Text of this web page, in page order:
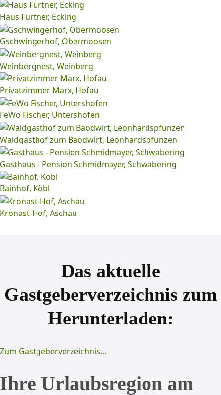
Haus Furtner, Ecking
Gschwingerhof, Obermoosen
Weinbergnest, Weinberg
Privatzimmer Marx, Hofau
FeWo Fischer, Untershofen
Waldgasthof zum Baodwirt, Leonhardspfunzen
Gasthaus - Pension Schmidmayer, Schwabering
Bainhof, Köbl
Kronast-Hof, Aschau
Das aktuelle
Gastgeberverzeichnis zum
Herunterladen:
Zum Gastgeberverzeichnis...
Ihre Urlaubsregion am